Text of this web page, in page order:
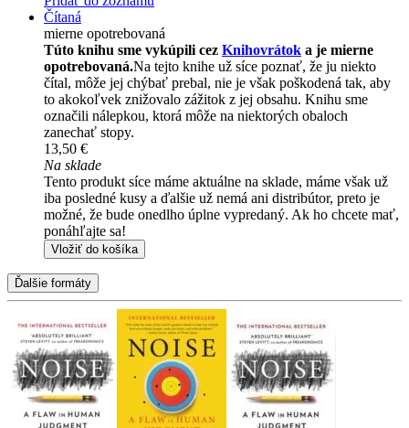
Čítaná
mierne opotrebovaná
Túto knihu sme vykúpili cez Knihovrátok a je mierne
opotrebovaná.Na tejto knihe už síce poznať, že ju niekto
čítal, môže jej chýbať prebal, nie je však poškodená tak, aby
to akokoľvek znižovalo zážitok z jej obsahu. Knihu sme
označili nálepkou, ktorá môže na niektorých obaloch
zanechať stopy.
13,50 €
Na sklade
Tento produkt síce máme aktuálne na sklade, máme však už
iba posledné kusy a ďalšie už nemá ani distribútor, preto je
možné, že bude onedlho úplne vypredaný. Ak ho chcete mať,
ponáhľajte sa!
Vložiť do košíka
Ďalšie formáty